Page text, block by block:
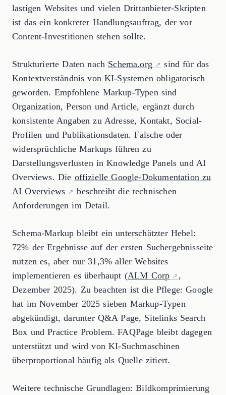
lastigen Websites und vielen Drittanbieter-Skripten
ist das ein konkreter Handlungsauftrag, der vor
Content-Investitionen stehen sollte.
Strukturierte Daten nach Schema.org
sind für das
Kontextverständnis von KI-Systemen obligatorisch
geworden. Empfohlene Markup-Typen sind
Organization, Person und Article, ergänzt durch
konsistente Angaben zu Adresse, Kontakt, Social-
Profilen und Publikationsdaten. Falsche oder
widersprüchliche Markups führen zu
Darstellungsverlusten in Knowledge Panels und AI
Overviews. Die offizielle Google-Dokumentation zu
AI Overviews
beschreibt die technischen
Anforderungen im Detail.
Schema-Markup bleibt ein unterschätzter Hebel:
72% der Ergebnisse auf der ersten Suchergebnisseite
nutzen es, aber nur 31,3% aller Websites
implementieren es überhaupt (ALM Corp
,
Dezember 2025). Zu beachten ist die Pflege: Google
hat im November 2025 sieben Markup-Typen
abgekündigt, darunter Q&A Page, Sitelinks Search
Box und Practice Problem. FAQPage bleibt dagegen
unterstützt und wird von KI-Suchmaschinen
überproportional häufig als Quelle zitiert.
Weitere technische Grundlagen: Bildkomprimierung